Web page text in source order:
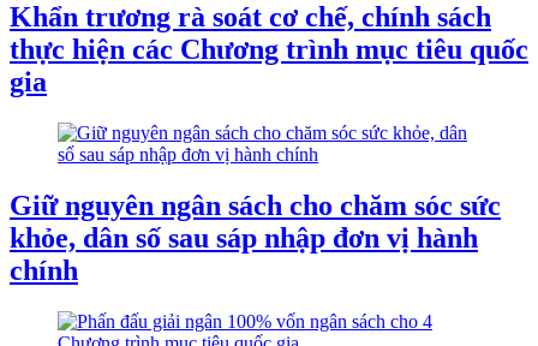
Khẩn trương rà soát cơ chế, chính sách
thực hiện các Chương trình mục tiêu quốc
gia
Giữ nguyên ngân sách cho chăm sóc sức
khỏe, dân số sau sáp nhập đơn vị hành
chính